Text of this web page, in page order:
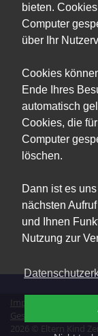
bieten.
Computer
über Ihr
Cookies
Ende Ihres
automatisch
Cookies, die
Computer
löschen.
Dann ist es
nächsten
und Ihnen
Nutzung zur
Impressum
2026 © Eltern Kind